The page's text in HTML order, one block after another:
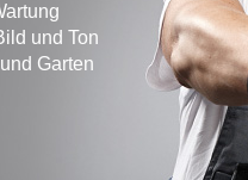
und Ton
Garten